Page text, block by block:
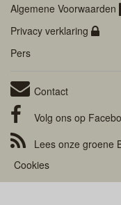
Algemene Voorwaarden
Privacy verklaring
Pers
Contact
Volg ons op
Lees onze groene
Cookies